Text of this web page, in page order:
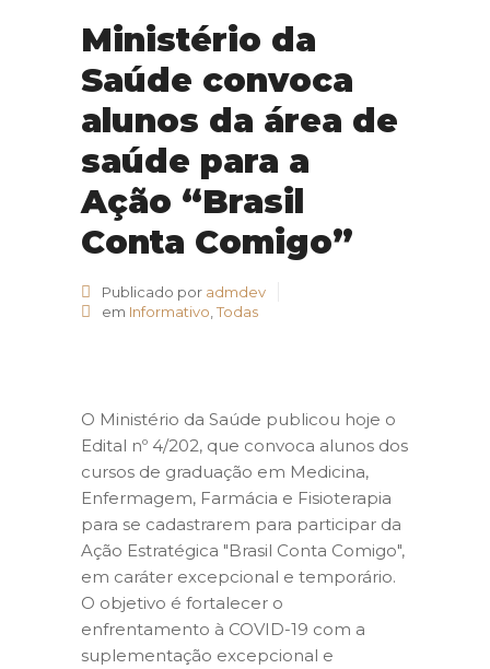
Ministério da
Saúde convoca
alunos da área de
saúde para a
Ação “Brasil
Conta Comigo”
Publicado por admdev
em Informativo Todas
O Ministério da Saúde publicou hoje o
Edital nº 4/202, que convoca alunos dos
cursos de graduação em Medicina,
Enfermagem, Farmácia e Fisioterapia
para se cadastrarem para participar da
Ação Estratégica "Brasil Conta Comigo",
em caráter excepcional e temporário.
O objetivo é fortalecer o
enfrentamento à COVID-19 com a
suplementação excepcional e